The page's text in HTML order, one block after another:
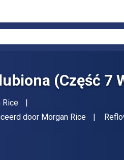
(Część 7
Rice
door Morgan Rice